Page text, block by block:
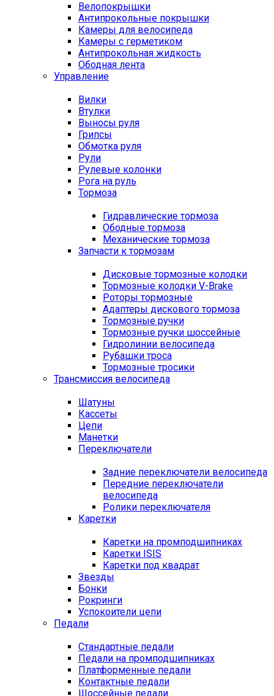
Велопокрышки
Антипрокольные покрышки
Камеры для велосипеда
Камеры с герметиком
Антипрокольная жидкость
Ободная лента
Управление
Вилки
Втулки
Выносы руля
Грипсы
Обмотка руля
Рули
Рулевые колонки
Рога на руль
Тормоза
Гидравлические тормоза
Ободные тормоза
Механические тормоза
Запчасти к тормозам
Дисковые тормозные колодки
Тормозные колодки V-Brake
Роторы тормозные
Адаптеры дискового тормоза
Тормозные ручки
Тормозные ручки шоссейные
Гидролинии велосипеда
Рубашки троса
Тормозные тросики
Трансмиссия велосипеда
Шатуны
Кассеты
Цепи
Манетки
Переключатели
Задние переключатели велосипеда
Передние переключатели
велосипеда
Ролики переключателя
Каретки
Каретки на промподшипниках
Каретки ISIS
Каретки под квадрат
Звезды
Бонки
Рокринги
Успокоители цепи
Педали
Стандартные педали
Педали на промподшипниках
Платформенные педали
Контактные педали
Шоссейные педали